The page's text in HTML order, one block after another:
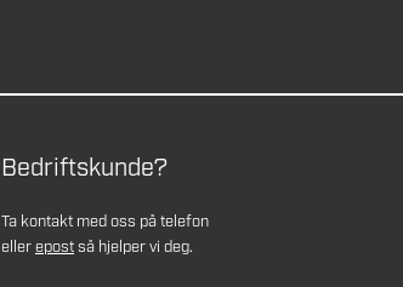
Bedriftskunde?
Ta kontakt med oss på telefon
ellerepostså hjelper vi deg.